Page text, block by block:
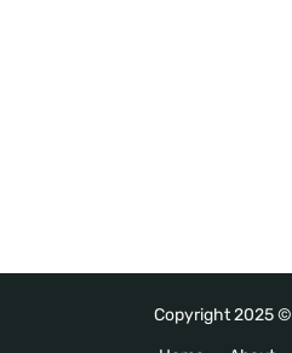
Copyright 2025 ©